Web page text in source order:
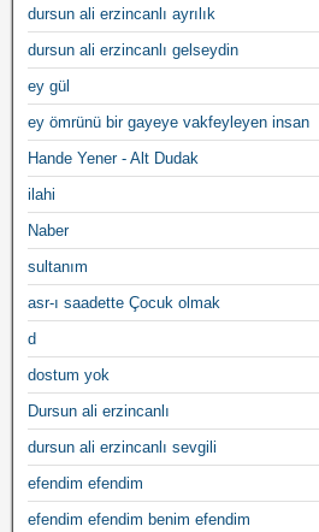
dursun ali erzincanlı ayrılık
dursun ali erzincanlı gelseydin
ey gül
ey ömrünü bir gayeye vakfeyleyen insan
Hande Yener - Alt Dudak
ilahi
Naber
sultanım
asr-ı saadette Çocuk olmak
d
dostum yok
Dursun ali erzincanlı
dursun ali erzincanlı sevgili
efendim efendim
efendim efendim benim efendim